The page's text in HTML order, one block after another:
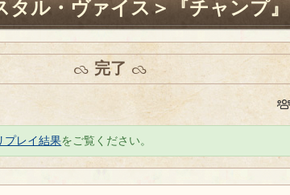
タル・ヴァイス＞『チャンプ』
完了
プレイ結果をご覧ください。